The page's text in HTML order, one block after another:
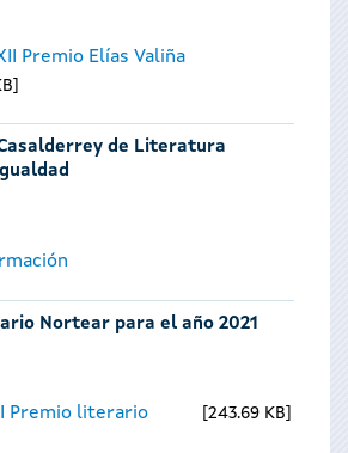
Premio Elías Valiña
de Literatura
Nortear para el año 2021
Premio literario
243.69 KB